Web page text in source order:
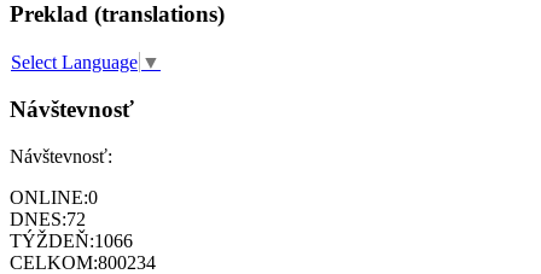
Preklad (translations)
Select Language ▼
Návštevnosť
Návštevnosť:
ONLINE:0
DNES:72
TÝŽDEŇ:1066
CELKOM:800234